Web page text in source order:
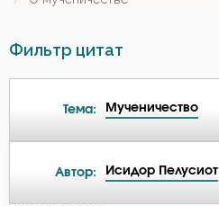
Фильтр цитат
Тема: Мученичество
Автор: Исидор Пелусиот